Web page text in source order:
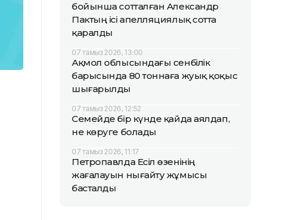
бойынша сотталған Александр
Пактың ісі апелляциялық сотта
қаралды
07 тамыз 2026, 13:00
Ақмол облысындағы сенбілік
барысында 80 тоннаға жуық қоқыс
шығарылды
07 тамыз 2026, 12:52
Семейде бір күнде қайда аялдап,
не көруге болады
07 тамыз 2026, 11:17
Петропавлда Есіл өзенінің
жағалауын нығайту жұмысы
басталды